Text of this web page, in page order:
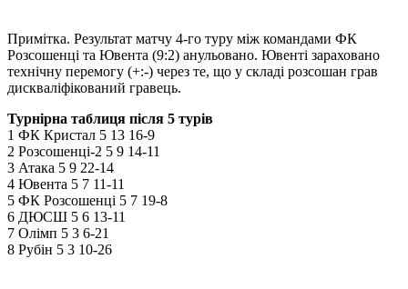
Примітка. Результат матчу 4-го туру між командами ФК
Розсошенці та Ювента (9:2) анульовано. Ювенті зараховано
технічну перемогу (+:-) через те, що у складі розсошан грав
дискваліфікований гравець.
Турнірна таблиця після 5 турів
1 ФК Кристал 5 13 16-9
2 Розсошенці-2 5 9 14-11
3 Атака 5 9 22-14
4 Ювента 5 7 11-11
5 ФК Розсошенці 5 7 19-8
6 ДЮСШ 5 6 13-11
7 Олімп 5 3 6-21
8 Рубін 5 3 10-26